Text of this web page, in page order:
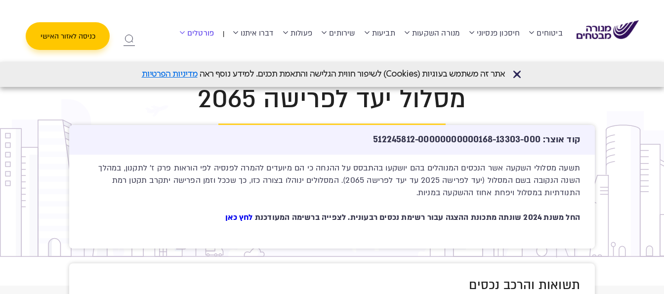
ביטוחים חיסכון פנסיוני מנורה השקעות תביעות שירותים פעולות דברו איתנו | פורטלים כניסה לאזור האישי
אתר זה משתמש בעוגיות (Cookies) לשיפור חווית הגלישה והתאמת תכנים. למידע נוסף ראה מדיניות הפרטיות קרן פנסיה מקיפה > מסלולי השקעה פנסיה > מנורה מבטחים פנסיה (לשעבר מבטחים החדשה) > מסלול יעד לפרישה 2065
מסלול יעד לפרישה 2065
קוד אוצר: 512245812-00000000000168-13303-000
תשעה מסלולי השקעה אשר הנכסים המנוהלים בהם יושקעו בהתבסס על ההנחה כי הם מיועדים להמרה לפנסיה לפי הוראות פרק ז' לתקנון, במהלך
השנה הנקובה בשם המסלול (יעד לפרישה 2025 עד יעד לפרישה 2065). המסלולים ינוהלו בצורה כזו, כך שככל וזמן הפרישה יתקרב תקטן רמת
התנודתיות במסלול ויפחת אחוז ההשקעה במניות.
החל משנת 2024 שונתה מתכונת ההצגה עבור רשימת נכסים רבעונית. לצפייה ברשימה המעודכנת לחץ כאן
תשואות והרכב נכסים